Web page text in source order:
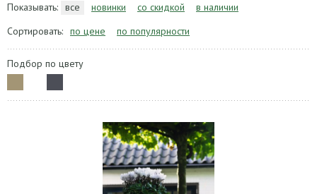
Показывать: все новинки со скидкой
в наличии
Сортировать: по цене по популярности
Подбор по цвету